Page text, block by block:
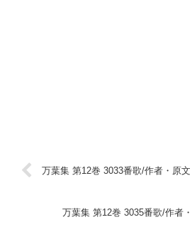
万葉集 第12巻 3033番歌/作者・原
万葉集 第12巻 3035番歌/作者